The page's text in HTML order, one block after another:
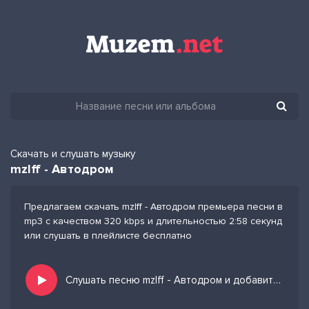
Скачать и слушать музыку
mzlff - Автодром
Предлагаем скачать mzlff - Автодром премьера песни в
mp3 с качеством 320 kbps и длительностью 2:58 секунд
или слушать в плейлисте бесплатно
Слушать песню mzlff - Автодром и добавить в избранных